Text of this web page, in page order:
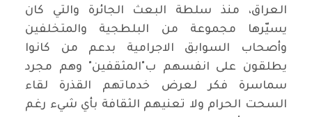
العراق، منذ سلطة البعث الجائرة والتي كان
يسيّرها مجموعة من البلطجية والمتخلفين
وأصحاب السوابق الاجرامية بدعم من كانوا
يطلقون على انفسهم ب"المثقفين" وهم مجرد
سماسرة فكر لعرض خدماتهم القذرة لقاء
السحت الحرام ولا تعنيهم الثقافة بأي شيء رغم